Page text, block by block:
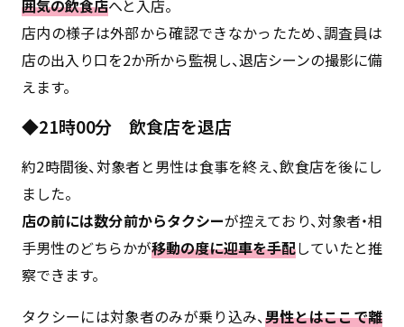
囲気の飲食店へと入店。
店内の様子は外部から確認できなかったため、調査員は
店の出入り口を2か所から監視し、退店シーンの撮影に備
えます。
◆21時00分 飲食店を退店
約2時間後、対象者と男性は食事を終え、飲食店を後にし
ました。
店の前には数分前からタクシーが控えており、対象者・相
手男性のどちらかが移動の度に迎車を手配していたと推
察できます。
タクシーには対象者のみが乗り込み、男性とはここで離